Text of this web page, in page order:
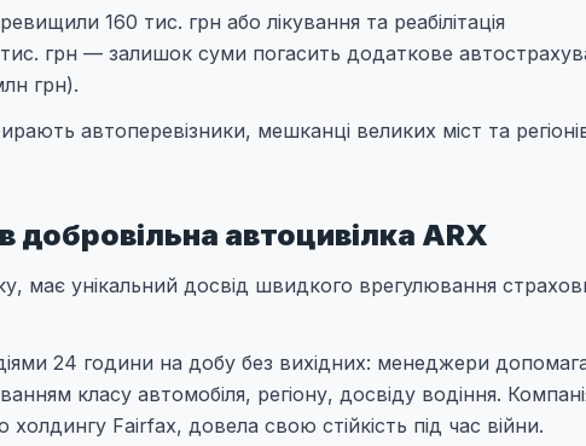
160 тис. грн або лікування та реабілітація
грн — залишок суми погасить додаткове
грн).
автоперевізники, мешканці великих міст та регіонів
автоцивілка ARX
має унікальний досвід швидкого врегулювання
24 години на добу без вихідних: менеджери
класу автомобіля, регіону, досвіду водіння.
Fairfax, довела свою стійкість під час війни.